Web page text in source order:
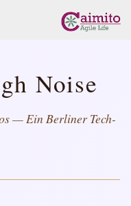
Noise
— Ein Berliner Tech-